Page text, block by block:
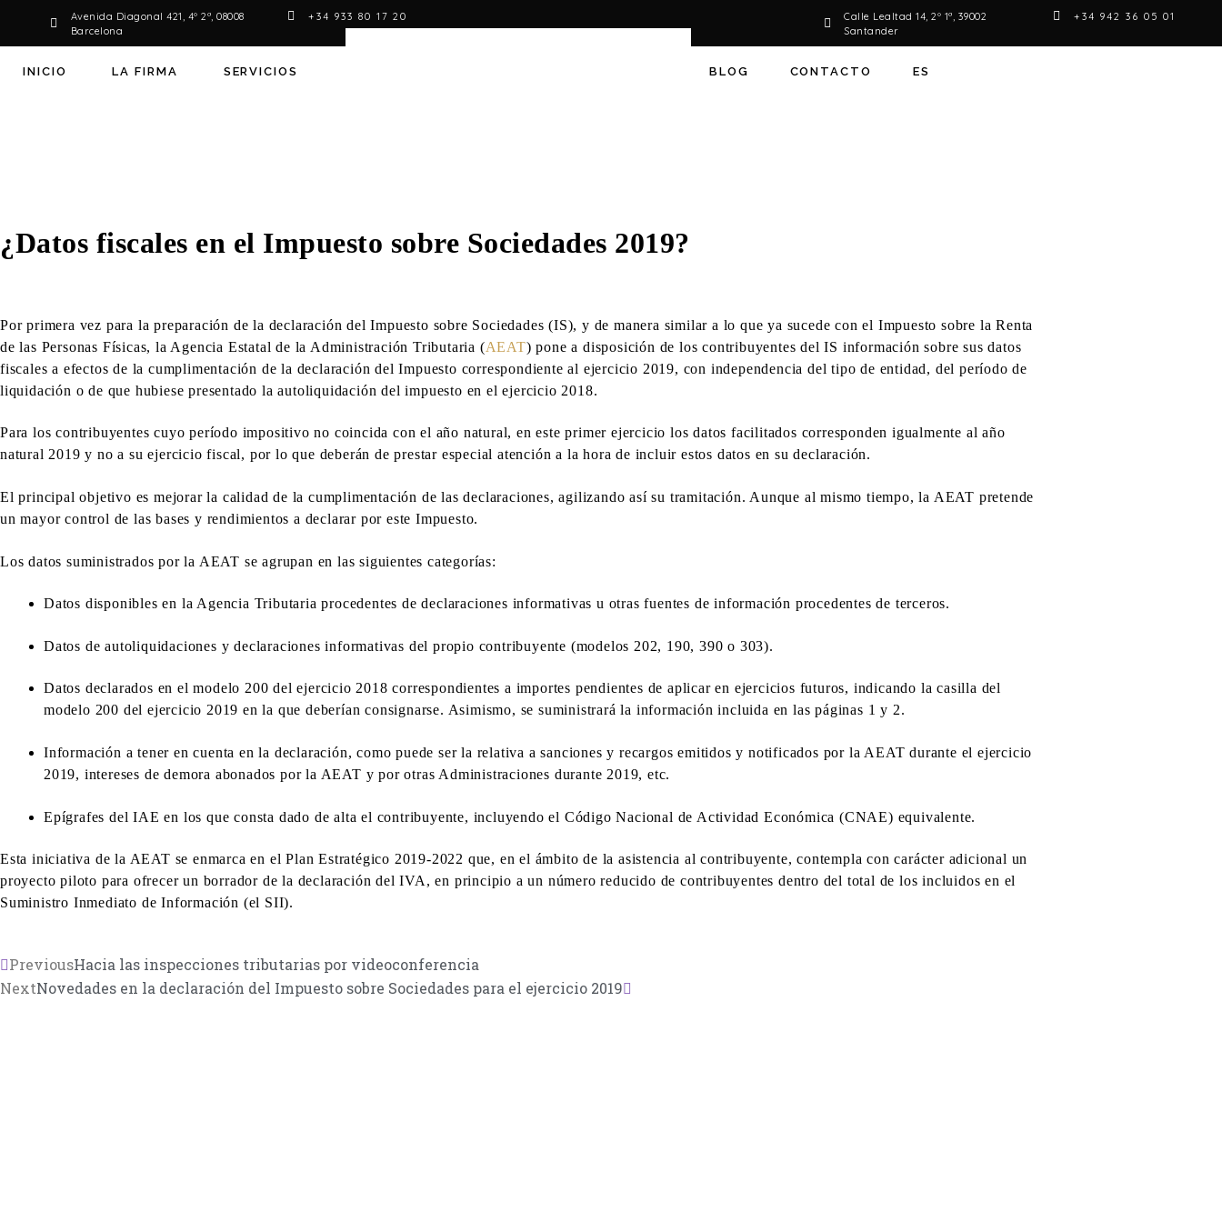
Avenida Diagonal 421, 4º 2ª, 08008
Barcelona
+34 933 80 17 20
Calle Lealtad 14, 2º 1ª, 39002
Santander
+34 942 36 05 01
INICIO LA FIRMA SERVICIOS BLOG CONTACTO ES
¿Datos fiscales en el Impuesto sobre Sociedades 2019?
Por primera vez para la preparación de la declaración del Impuesto sobre Sociedades (IS), y de manera similar a lo que ya sucede con el Impuesto sobre la Renta
de las Personas Físicas, la Agencia Estatal de la Administración Tributaria (AEAT) pone a disposición de los contribuyentes del IS información sobre sus datos
fiscales a efectos de la cumplimentación de la declaración del Impuesto correspondiente al ejercicio 2019, con independencia del tipo de entidad, del período de
liquidación o de que hubiese presentado la autoliquidación del impuesto en el ejercicio 2018.
Para los contribuyentes cuyo período impositivo no coincida con el año natural, en este primer ejercicio los datos facilitados corresponden igualmente al año
natural 2019 y no a su ejercicio fiscal, por lo que deberán de prestar especial atención a la hora de incluir estos datos en su declaración.
El principal objetivo es mejorar la calidad de la cumplimentación de las declaraciones, agilizando así su tramitación. Aunque al mismo tiempo, la AEAT pretende
un mayor control de las bases y rendimientos a declarar por este Impuesto.
Los datos suministrados por la AEAT se agrupan en las siguientes categorías:
Datos disponibles en la Agencia Tributaria procedentes de declaraciones informativas u otras fuentes de información procedentes de terceros.
Datos de autoliquidaciones y declaraciones informativas del propio contribuyente (modelos 202, 190, 390 o 303).
Datos declarados en el modelo 200 del ejercicio 2018 correspondientes a importes pendientes de aplicar en ejercicios futuros, indicando la casilla del
modelo 200 del ejercicio 2019 en la que deberían consignarse. Asimismo, se suministrará la información incluida en las páginas 1 y 2.
Información a tener en cuenta en la declaración, como puede ser la relativa a sanciones y recargos emitidos y notificados por la AEAT durante el ejercicio
2019, intereses de demora abonados por la AEAT y por otras Administraciones durante 2019, etc.
Epígrafes del IAE en los que consta dado de alta el contribuyente, incluyendo el Código Nacional de Actividad Económica (CNAE) equivalente.
Esta iniciativa de la AEAT se enmarca en el Plan Estratégico 2019-2022 que, en el ámbito de la asistencia al contribuyente, contempla con carácter adicional un
proyecto piloto para ofrecer un borrador de la declaración del IVA, en principio a un número reducido de contribuyentes dentro del total de los incluidos en el
Suministro Inmediato de Información (el SII).
PreviousHacia las inspecciones tributarias por videoconferencia
NextNovedades en la declaración del Impuesto sobre Sociedades para el ejercicio 2019